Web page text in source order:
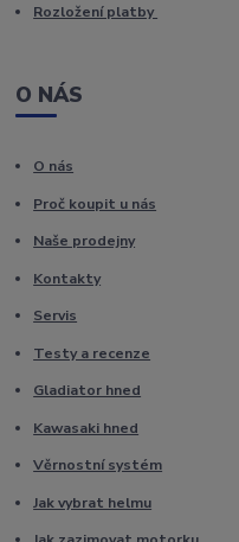
Rozložení platby
O NÁS
O nás
Proč koupit u nás
Naše prodejny
Kontakty
Servis
Testy a recenze
Gladiator hned
Kawasaki hned
Věrnostní systém
Jak vybrat helmu